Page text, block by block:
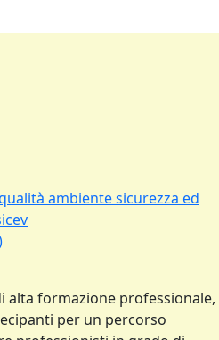
ambiente sicurezza ed
alta formazione professionale,
per un percorso